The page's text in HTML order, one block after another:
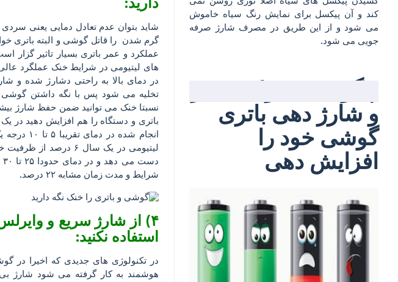
کند و آن پیکسل برای نمایش رنگ سیاه خاموش
می شود و از این طریق در مصرف شارژ صرفه
جویی می شود.
و شارژ دهی باتری
گوشی خود را
افزایش دهی
دارید:
شاید بتوان عدم تعادل دمایی یعنی سردی
گرم شدن را قاتل گوشی و البته باتری
عملکرد و عمر باتری بسیار تاثیر گزار
های لیتیومی در شرایط خنک عملگرد عالی
در دمای بالا به راحتی دشارژ شده و
تخلیه می شود پس با نگه داشتن
نسبتا خنک می توانید ضمن حفظ شارژ
باتری و دستگاه را هم افزایش دهید در
انجام شده در دمای
لیتیومی در یک سال ۶ درصد از
شرایط و مدت زمان مشابه ۲۲ درصد.
۴) از شارژ سریع و
استفاده نکنید:
در تکنولوژی های جدیدی که اخیرا در
هوشمند به کار گرفته می شود شارژ